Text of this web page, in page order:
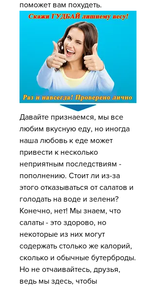
поможет вам похудеть.
Давайте признаемся, мы все
любим вкусную еду, но иногда
наша любовь к еде может
привести к несколько
неприятным последствиям -
пополнению. Стоит ли из-за
этого отказываться от салатов и
голодать на воде и зелени?
Конечно, нет! Мы знаем, что
салаты - это здорово, но
некоторые из них могут
содержать столько же калорий,
сколько и обычные бутерброды.
Но не отчаивайтесь, друзья,
ведь мы здесь, чтобы